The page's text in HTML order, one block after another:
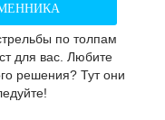
по толпам
для вас. Любите
решения? Тут они